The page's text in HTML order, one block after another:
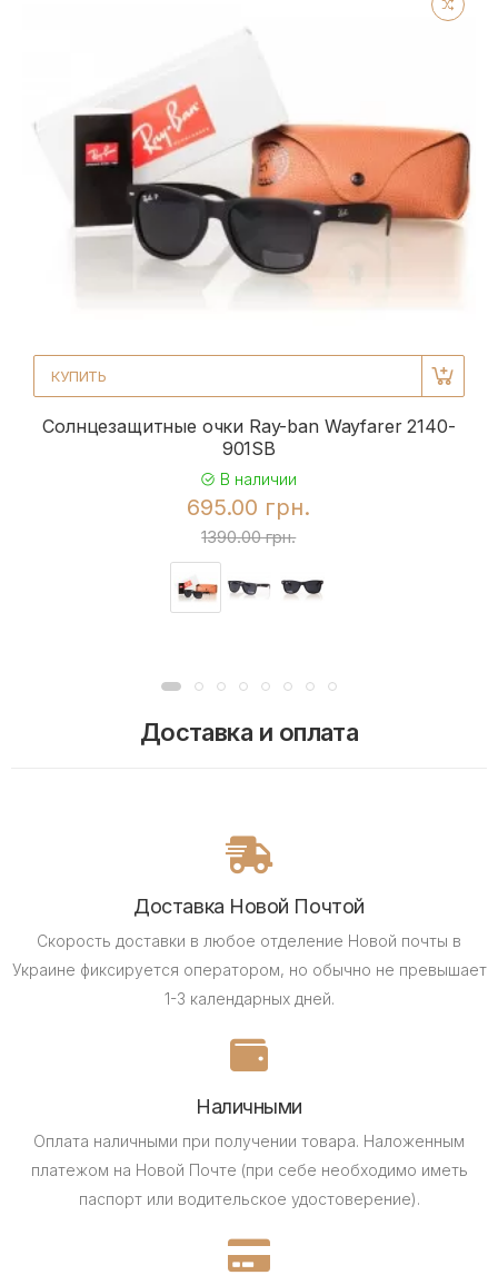
КУПИТЬ
Солнцезащитные очки Ray-ban Wayfarer 2140-
901SB
В наличии
695.00 грн.
1390.00 грн.
Доставка и оплата
Доставка Новой Почтой
Скорость доставки в любое отделение Новой почты в
Украине фиксируется оператором, но обычно не превышает
1-3 календарных дней.
Наличными
Оплата наличными при получении товара. Наложенным
платежом на Новой Почте (при себе необходимо иметь
паспорт или водительское удостоверение).